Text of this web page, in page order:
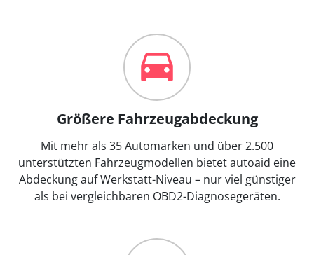
Größere Fahrzeugabdeckung
Mit mehr als 35 Automarken und über 2.500
unterstützten Fahrzeugmodellen bietet autoaid eine
Abdeckung auf Werkstatt-Niveau – nur viel günstiger
als bei vergleichbaren OBD2-Diagnosegeräten.